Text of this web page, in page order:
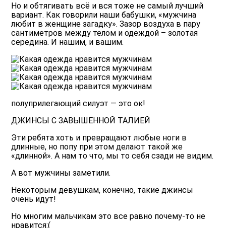
Но и обтягивать всё и вся тоже не самый лучший
вариант. Как говорили наши бабушки, «мужчина
любит в женщине загадку». Зазор воздуха в пару
сантиметров между телом и одеждой – золотая
середина. И нашим, и вашим.
полуприлегающий силуэт — это ок!
ДЖИНСЫ С ЗАВЫШЕННОЙ ТАЛИЕЙ
Эти ребята хоть и превращают любые ноги в
длинные, но попу при этом делают такой же
«длинной». А нам то что, мы то себя сзади не видим.
А вот мужчины заметили.
Некоторым девушкам, конечно, такие джинсы
очень идут!
Но многим мальчикам это все равно почему-то не
нравится:(